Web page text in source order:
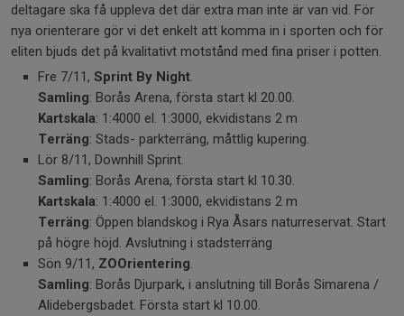
deltagare ska få uppleva det där extra man inte är van vid. För
nya orienterare gör vi det enkelt att komma in i sporten och för
eliten bjuds det på kvalitativt motstånd med fina priser i potten.
Fre 7/11, Sprint By Night.
Samling: Borås Arena, första start kl 20.00.
Kartskala: 1:4000 el. 1:3000, ekvidistans 2 m
Terräng: Stads- parkterräng, måttlig kupering.
Lör 8/11, Downhill Sprint.
Samling: Borås Arena, första start kl 10.30.
Kartskala: 1:4000 el. 1:3000, ekvidistans 2 m
Terräng: Öppen blandskog i Rya Åsars naturreservat. Start
på högre höjd. Avslutning i stadsterräng
Sön 9/11, ZOOrientering.
Samling: Borås Djurpark, i anslutning till Borås Simarena /
Alidebergsbadet. Första start kl 10.00.